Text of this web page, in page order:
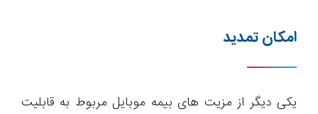
امکان تمدید
یکی دیگر از مزیت های بیمه موبایل مربوط به قابلیت